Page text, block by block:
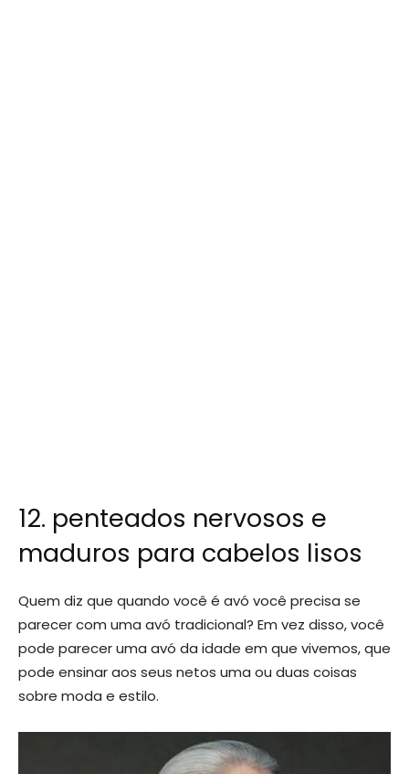
12. penteados nervosos e
maduros para cabelos lisos
Quem diz que quando você é avó você precisa se
parecer com uma avó tradicional? Em vez disso, você
pode parecer uma avó da idade em que vivemos, que
pode ensinar aos seus netos uma ou duas coisas
sobre moda e estilo.